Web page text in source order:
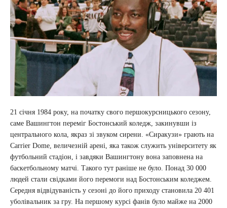
21 січня 1984 року, на початку свого першокурсницького сезону,
саме Вашингтон переміг Бостонський коледж, закинувши із
центрального кола, якраз зі звуком сирени. «Сиракузи» грають на
Carrier Dome, величезній арені, яка також служить університету як
футбольний стадіон, і завдяки Вашингтону вона заповнена на
баскетбольному матчі. Такого тут раніше не було. Понад 30 000
людей стали свідками його перемоги над Бостонським коледжем.
Середня відвідуваність у сезоні до його приходу становила 20 401
уболівальник за гру. На першому курсі фанів було майже на 2000